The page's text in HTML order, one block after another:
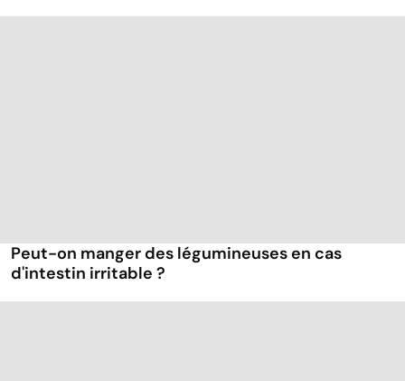
Peut-on manger des légumineuses en cas
d'intestin irritable ?